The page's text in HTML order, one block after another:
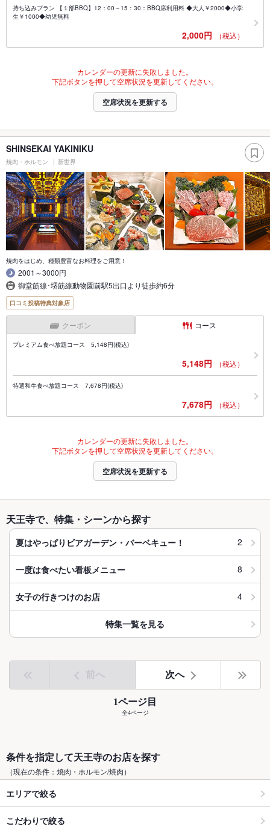
持ち込みプラン 【１部BBQ】12：00～15：30：BBQ席利用料 ◆大人￥2000◆小学
生￥1000◆幼児無料
2,000円 （税込）
カレンダーの更新に失敗しました。
下記ボタンを押して空席状況を更新してください。
空席状況を更新する
SHINSEKAI YAKINIKU
焼肉・ホルモン 新世界
焼肉をはじめ、種類豊富なお料理をご用意！
2001～3000円
御堂筋線･堺筋線動物園前駅5出口より徒歩約6分
口コミ投稿特典対象店
クーポン コース
プレミアム食べ放題コース 5,148円(税込)
5,148円 （税込）
特選和牛食べ放題コース 7,678円(税込)
7,678円 （税込）
カレンダーの更新に失敗しました。
下記ボタンを押して空席状況を更新してください。
空席状況を更新する
天王寺で、特集・シーンから探す
夏はやっぱりビアガーデン・バーベキュー！ 2
一度は食べたい看板メニュー 8
女子の行きつけのお店 4
特集一覧を見る
前へ 次へ
1ページ目
全4ページ
条件を指定して天王寺のお店を探す
（現在の条件：焼肉・ホルモン/焼肉）
エリアで絞る
こだわりで絞る